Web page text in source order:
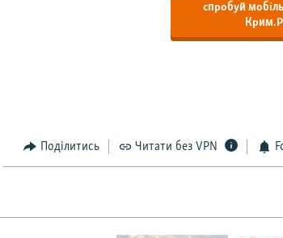
спробуй
Поділитись Читати без VPN